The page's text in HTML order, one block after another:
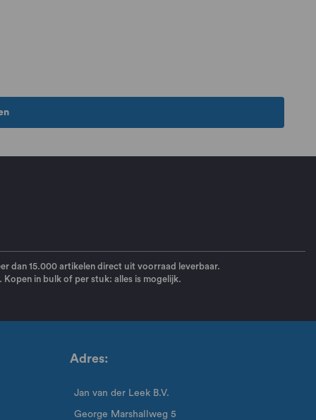
dan 15.000 artikelen direct uit voorraad leverbaar.
in bulk of per stuk: alles is mogelijk.
Adres:
Jan van der Leek B.V.
George Marshallweg 5